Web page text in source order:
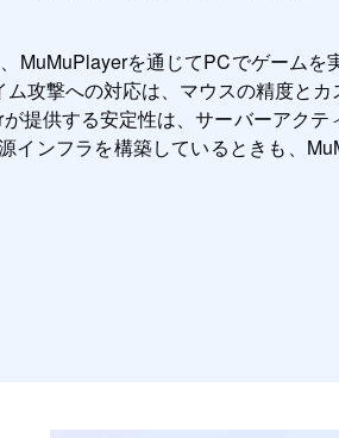
を通じてPCでゲーム
攻撃への対応は、マウスの精度と
提供する安定性は、サーバーアク
ンフラを構築しているときも、